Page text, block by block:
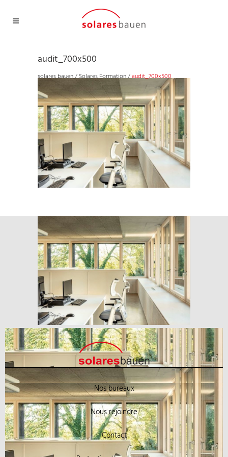
audit_700x500
solares bauen/Solares Formation/audit_700x500
Nos bureaux
Nous rejoindre
Contact